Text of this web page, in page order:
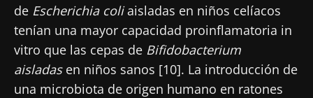
de Escherichia coliaisladas en niños celíacos
tenían una mayor capacidad proinflamatoria in
vitro que las cepas de Bifidobacterium
aisladasen niños sanos [10]. La introducción de
una microbiota de origen humano en ratones